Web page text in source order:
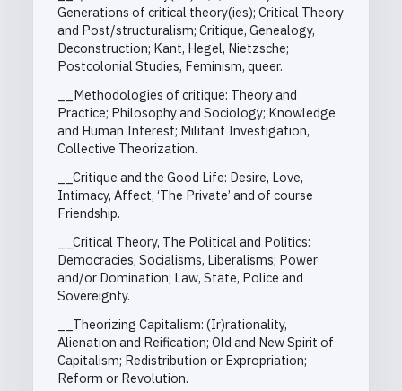
Generations of critical theory(ies); Critical Theory
and Post/structuralism; Critique, Genealogy,
Deconstruction; Kant, Hegel, Nietzsche;
Postcolonial Studies, Feminism, queer.
__Methodologies of critique: Theory and
Practice; Philosophy and Sociology; Knowledge
and Human Interest; Militant Investigation,
Collective Theorization.
__Critique and the Good Life: Desire, Love,
Intimacy, Affect, ‘The Private’ and of course
Friendship.
__Critical Theory, The Political and Politics:
Democracies, Socialisms, Liberalisms; Power
and/or Domination; Law, State, Police and
Sovereignty.
__Theorizing Capitalism: (Ir)rationality,
Alienation and Reification; Old and New Spirit of
Capitalism; Redistribution or Expropriation;
Reform or Revolution.